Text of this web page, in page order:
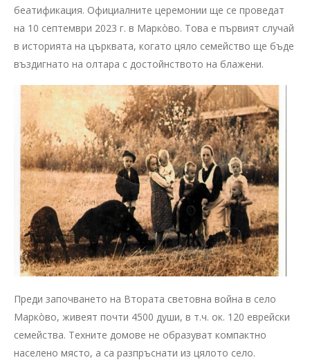
беатификация. Официалните церемонии ще се проведат
на 10 септември 2023 г. в Маркòво. Това е първият случай
в историята на църквата, когато цяло семейство ще бъде
въздигнато на олтара с достойнството на блажени.
Преди започването на Втората световна война в село
Маркòво, живеят почти 4500 души, в т.ч. ок. 120 еврейски
семейства. Техните домове не образуват компактно
населено място, а са разпръснати из цялото село.